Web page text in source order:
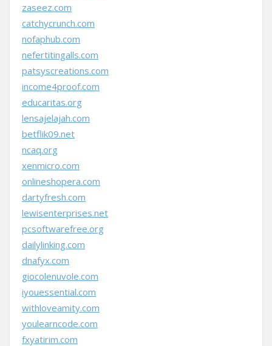
zaseez.com
catchycrunch.com
nofaphub.com
nefertitingalls.com
patsyscreations.com
income4proof.com
educaritas.org
lensajelajah.com
betflik09.net
ncaq.org
xenmicro.com
onlineshopera.com
dartyfresh.com
lewisenterprises.net
pcsoftwarefree.org
dailylinking.com
dnafyx.com
giocolenuvole.com
iyouessential.com
withloveamity.com
youlearncode.com
fxyatirim.com